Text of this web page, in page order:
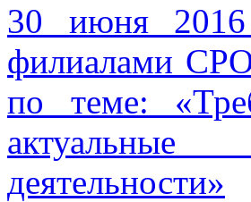
30 июня 2016
филиалами
по теме:
актуальные
деятельности»